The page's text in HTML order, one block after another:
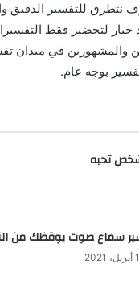
جبار لتحضير فقط
والمشهورين في ميدان
بوجه عام.
تحبه
سماع صوت يوقظك من